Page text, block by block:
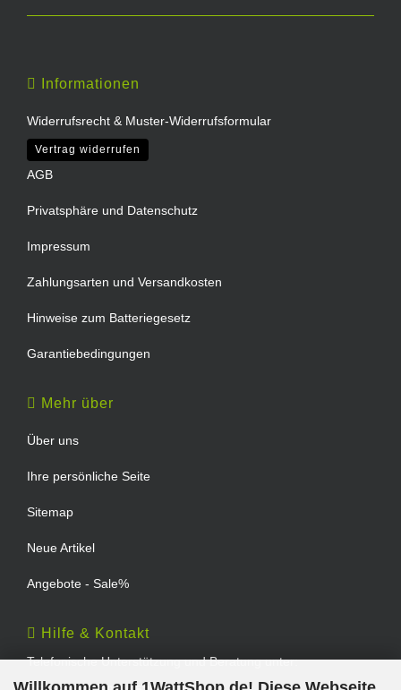
Informationen
Widerrufsrecht & Muster-Widerrufsformular
Vertrag widerrufen
AGB
Privatsphäre und Datenschutz
Impressum
Zahlungsarten und Versandkosten
Hinweise zum Batteriegesetz
Garantiebedingungen
Mehr über
Über uns
Ihre persönliche Seite
Sitemap
Neue Artikel
Angebote - Sale%
Hilfe & Kontakt
Telefonische Unterstützung und Beratung unter: